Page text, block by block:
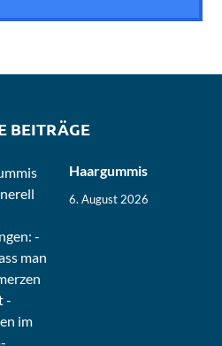
BEITRÄGE
Haargummis
6. August 2026